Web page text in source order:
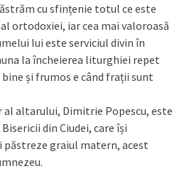
cu sfințenie totul ce este
ortodoxiei, iar cea mai valoroasă
lui este serviciul divin în
la încheierea liturghiei repet
și frumos e când frații sunt
altarului, Dimitrie Popescu, este
din Ciudei, care își
păstreze graiul matern, acest